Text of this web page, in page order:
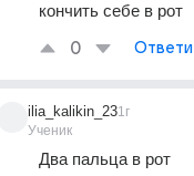
кончить себе в рот
0
ilia_kalikin_23
Ученик
1г
Два пальца в рот